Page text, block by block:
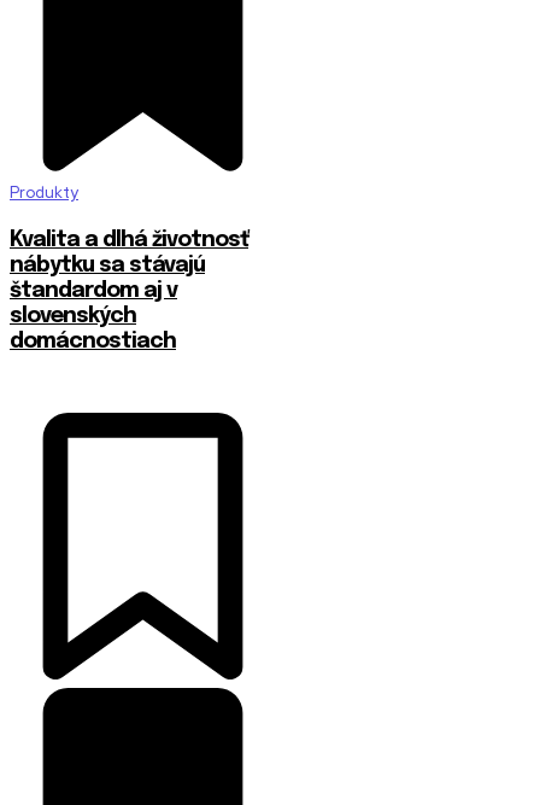
Produkty
​Kvalita a dlhá životnosť
nábytku sa stávajú
štandardom aj v
slovenských
domácnostiach